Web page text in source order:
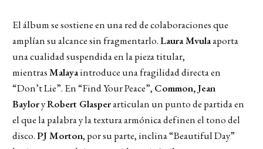
El álbum se sostiene en una red de colaboraciones que
amplían su alcance sin fragmentarlo.Laura Mvulaaporta
una cualidad suspendida en la pieza titular,
mientrasMalayaintroduce una fragilidad directa en
“Don’t Lie”. En “Find Your Peace”, Common, Jean
BayloryRobert Glasperarticulan un punto de partida en
el que la palabra y la textura armónica definen el tono del
disco.PJ Morton, por su parte, inclina “Beautiful Day”